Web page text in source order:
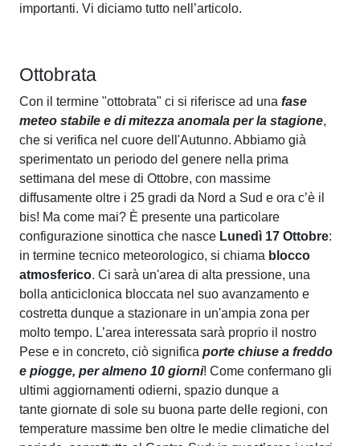
importanti. Vi diciamo tutto nell’articolo.
Ottobrata
Con il termine "ottobrata" ci si riferisce ad una fase
meteo stabile e di mitezza anomala per la stagione,
che si verifica nel cuore dell'Autunno. Abbiamo già
sperimentato un periodo del genere nella prima
settimana del mese di Ottobre, con massime
diffusamente oltre i 25 gradi da Nord a Sud e ora c’è il
bis! Ma come mai? È presente una particolare
configurazione sinottica che nasce Lunedì 17 Ottobre:
in termine tecnico meteorologico, si chiama blocco
atmosferico. Ci sarà un'area di alta pressione, una
bolla anticiclonica bloccata nel suo avanzamento e
costretta dunque a stazionare in un'ampia zona per
molto tempo. L’area interessata sarà proprio il nostro
Pese e in concreto, ciò significa porte chiuse a freddo
e piogge, per almeno 10 giorni! Come confermano gli
ultimi aggiornamenti odierni, spazio dunque a
tante giornate di sole su buona parte delle regioni, con
temperature massime ben oltre le medie climatiche del